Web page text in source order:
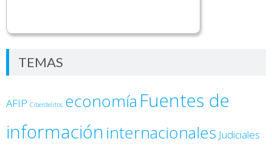
TEMAS
AFIP Ciberdelitos economía Fuentes de
informacióninternacionales Judiciales